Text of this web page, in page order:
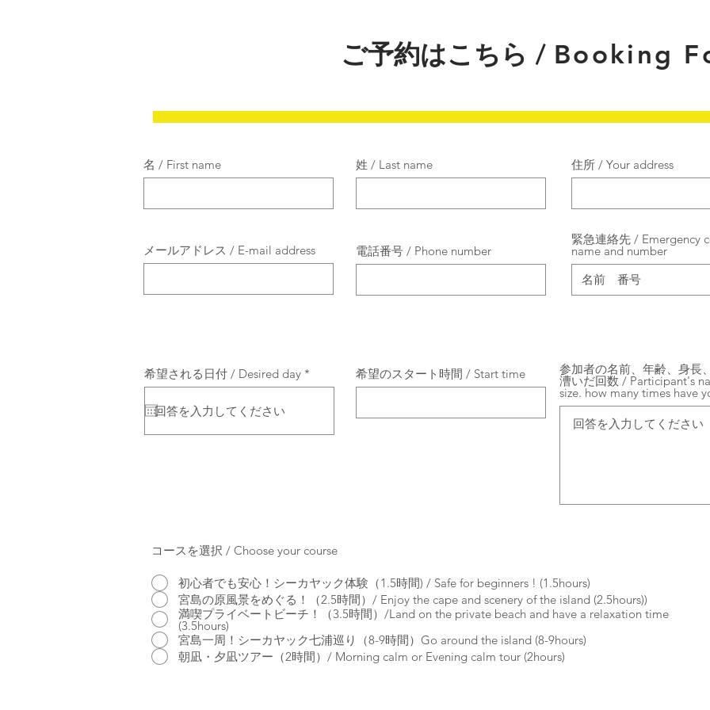
ご予約はこちら / Booking
名 / First name 姓 / Last name 住所 / Your address
メールアドレス / E-mail address 電話番号 / Phone number
緊急連絡先 / Emergency
name and number
希望される日付 / Desired day *
e
r
希望のスタート時間 / Start time 参加者の名前、年齢、身長
漕いだ回数 / Participant's
size. how many times have
コースを選択 / Choose your course
初心者でも安心！シーカヤック体験（1.5時間) / Safe for beginners ! (1.5hours)
宮島の原風景をめぐる！（2.5時間）/ Enjoy the cape and scenery of the island (2.5hours))
満喫プライベートビーチ！（3.5時間）/Land on the private beach and have a relaxation time
(3.5hours)
宮島一周！シーカヤック七浦巡り（8-9時間）Go around the island (8-9hours)
朝凪・夕凪ツアー（2時間）/ Morning calm or Evening calm tour (2hours)